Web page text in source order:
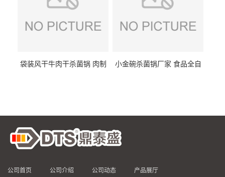
袋装风干牛肉干杀菌锅 肉制
小金碗杀菌锅厂家 食品全自
公司首页 公司介绍 公司动态 产品展厅